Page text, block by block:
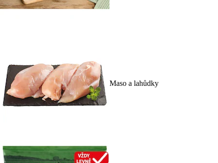
Maso a lahůdky